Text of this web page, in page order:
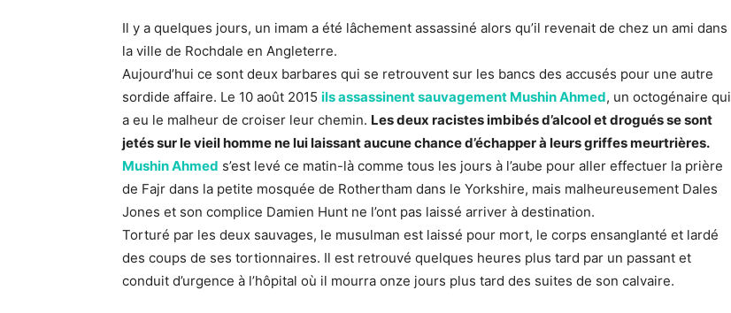
Il y a quelques jours, un imam a été lâchement assassiné alors qu’il revenait de chez un ami dans
la ville de Rochdale en Angleterre.
Aujourd’hui ce sont deux barbares qui se retrouvent sur les bancs des accusés pour une autre
sordide affaire. Le 10 août 2015 ils assassinent sauvagement Mushin Ahmed, un octogénaire qui
a eu le malheur de croiser leur chemin. Les deux racistes imbibés d’alcool et drogués se sont
jetés sur le vieil homme ne lui laissant aucune chance d’échapper à leurs griffes meurtrières.
Mushin Ahmed s’est levé ce matin-là comme tous les jours à l’aube pour aller effectuer la prière
de Fajr dans la petite mosquée de Rothertham dans le Yorkshire, mais malheureusement Dales
Jones et son complice Damien Hunt ne l’ont pas laissé arriver à destination.
Torturé par les deux sauvages, le musulman est laissé pour mort, le corps ensanglanté et lardé
des coups de ses tortionnaires. Il est retrouvé quelques heures plus tard par un passant et
conduit d’urgence à l’hôpital où il mourra onze jours plus tard des suites de son calvaire.